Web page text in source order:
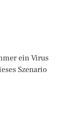
ein Virus
Szenario